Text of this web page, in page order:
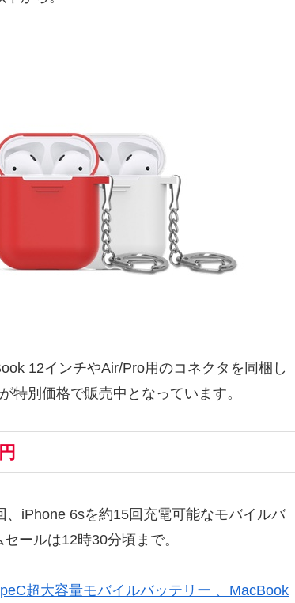
12インチやAir/Pro用のコネクタを同梱し
特別価格で販売中となっています。
iPhone 6sを約15回充電可能なモバイルバ
ールは12時30分頃まで。
超大容量モバイルバッテリー 、MacBook